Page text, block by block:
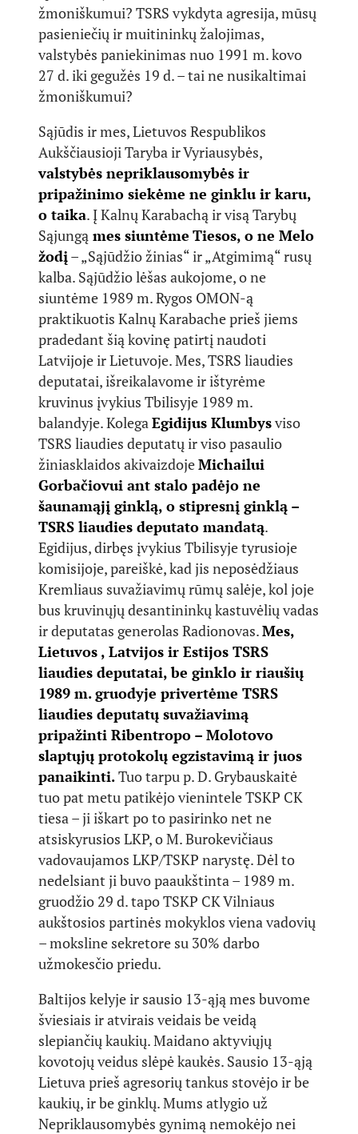
žmoniškumui? TSRS vykdyta agresija, mūsų
pasieniečių ir muitininkų žalojimas,
valstybės paniekinimas nuo 1991 m. kovo
27 d. iki gegužės 19 d. – tai ne nusikaltimai
žmoniškumui?
Sąjūdis ir mes, Lietuvos Respublikos
Aukščiausioji Taryba ir Vyriausybės,
valstybės nepriklausomybės ir
pripažinimo siekėme ne ginklu ir karu,
o taika. Į Kalnų Karabachą ir visą Tarybų
Sąjungą mes siuntėme Tiesos, o ne Melo
žodį– „Sąjūdžio žinias“ ir „Atgimimą“ rusų
kalba. Sąjūdžio lėšas aukojome, o ne
siuntėme 1989 m. Rygos OMON-ą
praktikuotis Kalnų Karabache prieš jiems
pradedant šią kovinę patirtį naudoti
Latvijoje ir Lietuvoje. Mes, TSRS liaudies
deputatai, išreikalavome ir ištyrėme
kruvinus įvykius Tbilisyje 1989 m.
balandyje. KolegaEgidijus Klumbysviso
TSRS liaudies deputatų ir viso pasaulio
žiniasklaidos akivaizdojeMichailui
Gorbačiovui ant stalo padėjo ne
šaunamąjį ginklą, o stipresnį ginklą –
TSRS liaudies deputato mandatą.
Egidijus, dirbęs įvykius Tbilisyje tyrusioje
komisijoje, pareiškė, kad jis neposėdžiaus
Kremliaus suvažiavimų rūmų salėje, kol joje
bus kruvinųjų desantininkų kastuvėlių vadas
ir deputatas generolas Radionovas.Mes,
Lietuvos , Latvijos ir Estijos TSRS
liaudies deputatai, be ginklo ir riaušių
1989 m. gruodyje privertėme TSRS
liaudies deputatų suvažiavimą
pripažinti Ribentropo – Molotovo
slaptųjų protokolų egzistavimą ir juos
panaikinti.Tuo tarpu p. D. Grybauskaitė
tuo pat metu patikėjo vienintele TSKP CK
tiesa – ji iškart po to pasirinko net ne
atsiskyrusios LKP, o M. Burokevičiaus
vadovaujamos LKP/TSKP narystę. Dėl to
nedelsiant ji buvo paaukštinta – 1989 m.
gruodžio 29 d. tapo TSKP CK Vilniaus
aukštosios partinės mokyklos viena vadovių
– moksline sekretore su 30% darbo
užmokesčio priedu.
Baltijos kelyje ir sausio 13-ąją mes buvome
šviesiais ir atvirais veidais be veidą
slepiančių kaukių. Maidano aktyviųjų
kovotojų veidus slėpė kaukės. Sausio 13-ąją
Lietuva prieš agresorių tankus stovėjo ir be
kaukių, ir be ginklų. Mums atlygio už
Nepriklausomybės gynimą nemokėjo nei